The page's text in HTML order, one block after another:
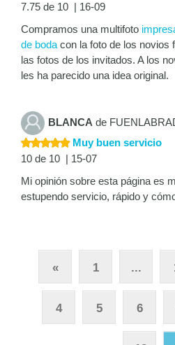
7.75 de 10 | 16-09
Compramos una multifoto
de boda con la foto de los novios
las fotos de los invitados. A los
les ha parecido una idea original.
BLANCA de
Muy buen servicio
10 de 10 | 15-07
Mi opinión sobre esta página es
estupendo servicio, rápido y
« 1 ...
4 5 6